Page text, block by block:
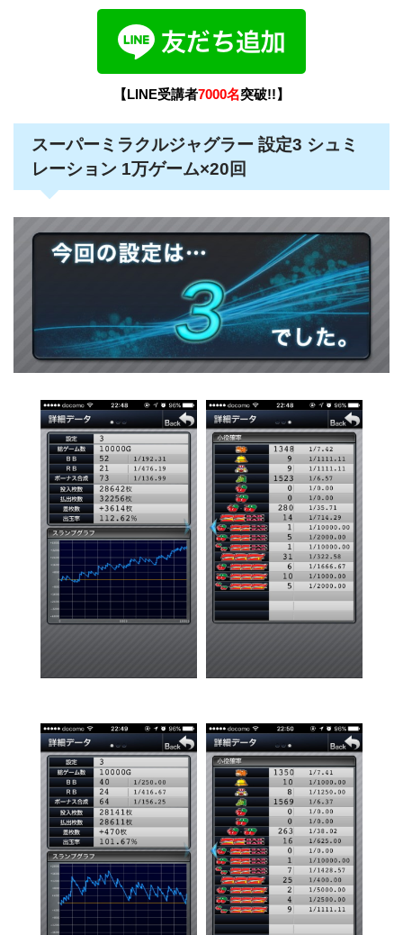
【LINE受講者7000名突破!!】
スーパーミラクルジャグラー 設定3 シュミ
レーション 1万ゲーム×20回